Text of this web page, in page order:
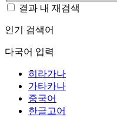
결과 내 재검색
인기 검색어
다국어 입력
히라가나
가타카나
중국어
한글고어